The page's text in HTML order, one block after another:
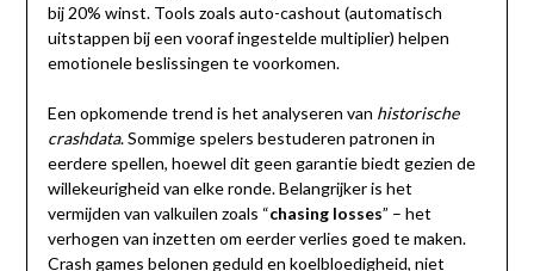
bij 20% winst. Tools zoals auto-cashout (automatisch
uitstappen bij een vooraf ingestelde multiplier) helpen
emotionele beslissingen te voorkomen.
Een opkomende trend is het analyseren van historische
crashdata. Sommige spelers bestuderen patronen in
eerdere spellen, hoewel dit geen garantie biedt gezien de
willekeurigheid van elke ronde. Belangrijker is het
vermijden van valkuilen zoals “chasing losses” – het
verhogen van inzetten om eerder verlies goed te maken.
Crash games belonen geduld en koelbloedigheid, niet